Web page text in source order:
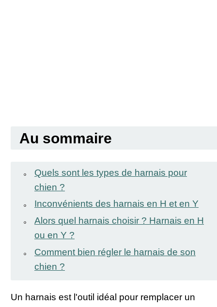
Au sommaire
Quels sont les types de harnais pour
chien ?
Inconvénients des harnais en H et en Y
Alors quel harnais choisir ? Harnais en H
ou en Y ?
Comment bien régler le harnais de son
chien ?
Un harnais est l'outil idéal pour remplacer un